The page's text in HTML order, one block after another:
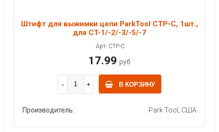
Штифт для выжимки цепи ParkTool CTP-C, 1шт.,
для CT-1/-2/-3/-5/-7
Арт: CTP-C
17.99 руб
В КОРЗИНУ
Производитель: Park Tool, США